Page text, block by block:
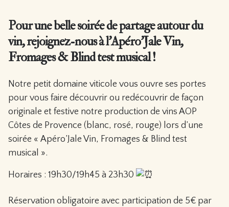
Pour une belle soirée de partage autour du
vin, rejoignez-nous à l’Apéro’Jale Vin,
Fromages & Blind test musical !
Notre petit domaine viticole vous ouvre ses portes
pour vous faire découvrir ou redécouvrir de façon
originale et festive notre production de vins AOP
Côtes de Provence (blanc, rosé, rouge) lors d’une
soirée « Apéro’Jale Vin, Fromages & Blind test
musical ».
Horaires : 19h30/19h45 à 23h30
Réservation obligatoire avec participation de 5€ par